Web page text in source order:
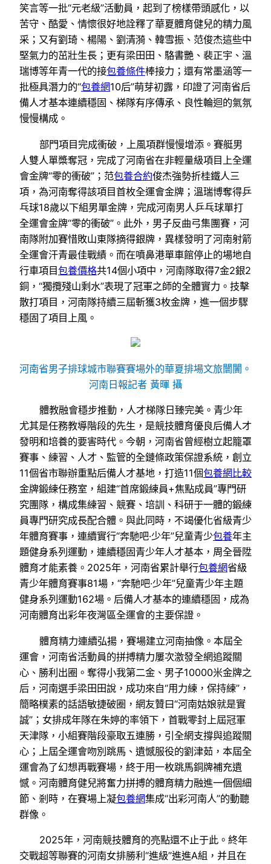
笑言等一批“元老級”活動員，起到了榜樣帶頭感化，以
苦守、酷愛、情懷很好地詮釋了華夏體育健兒的精力風
采；又有劉琦、楊陽、劉清漪、韓雪振、范俊杰這些中
堅氣力的茁壯生長；更有梁田田、駱書艷、裴正宇、溫
瑞博等年青一代的接包養條件棒接力；還有常墨涵等一
批極具潛力的“包養網10后”萌芽初露，印證了河南省后
備人才基本連續穩固、梯隊有序傳承、良性輪迴的氣氛
慢慢構成。
部門項目完成衝破，上風項群慢慢增添。賽艇男
人雙人單槳奪冠，完成了河南省在非輕量級項目上全運
會金牌“零的衝破”；范包養合約俊杰強勢折桂鐵人三
項，為河南奪得該項目首枚全運會金牌；溫瑞博奪得乒
乓球18歲以下組男單金牌，完成河南男人乒乓球單打
全運會金牌“零的衝破”。此外，男子反曲弓集團賽，河
南隊附加賽惜敗山東隊摘得銀牌，異樣發明了河南射箭
全運會汗青最佳戰績。而在噴鼻港單車館停止的場地自
行車項目包養價格共14個小項中，河南隊取得7金2銀2
銅，“獨攬殘山剩水”表現了冠軍之師的全體實力。技擊
散打項目，河南隊持續三屆斬獲3枚金牌，進一個步驟
穩固了項目上風。
河南省男子排球城市聯賽賽場外的華夏排場文旅闤闠。
河南日報記者 黃暉 攝
體教融會穩步推動，人才梯隊日臻完美。青少年
尤其是任務教導階段的先生，是競技體育優良后備人才
發明和培養的要害時代。今朝，河南省曾經樹立起籠罩
賽事、練習、人才、監管的全鏈條政策保證系統，創立
11個省市聯辦重點后備人才基地，打造11個包養網比較
金牌鍛練任務室，組建“首席鍛練員+焦點成員”專門研
究團隊，構成集練習、競賽、培訓、科研于一體的鍛練
員專門研究成長配合體。與此同時，不竭優化省級青少
年體育賽事，連續實行“奔馳吧·少年”兒童青少包養年主
題健身系列運動，連續穩固青少年人才基本，周全晉陞
體育才能素養。2025年，河南省累計舉行包養網省級
青少年體育賽事81場，“奔馳吧·少年”兒童青少年主題
健身系列運動162場。后備人才基本的連續穩固，成為
河南體育出彩年夜灣區全運會的主要保證。
體育精力連續弘揚，賽場建立河南抽像。本屆全
運會，河南省活動員的拼搏精力屢次激發全網追蹤關
心、勝利出圈。奪得小我第二金、男子10000米金牌之
后，河南選手梁田田說，成功來自“用力練，保持練”，
簡略樸素的話語敏捷破圈，網友贊曰“河南姑娘就是實
誠”；女排成年隊在朱婷的率領下，首戰零封上屆冠軍
天津隊，小組賽階段豪取五連勝，引全網支撐與追蹤關
心；上屆全運會吻別跳馬、遺憾服役的劉津茹，本屆全
運會為了幻想再戰賽場，終于用一枚跳馬銅牌補充遺
憾。河南體育健兒將奮力拼搏的體育精力融進一個個細
節、剎時，在賽場上凝包養網集成“出彩河南人”的動聽
群像。
2025年，河南競技體育的亮點還不止于此。終年
交戰超等聯賽的河南女排勝利“進級”進進A組，并且在